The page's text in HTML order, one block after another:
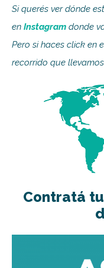
Si querés ver dónde
en Instagram donde
Pero si haces click en
recorrido que
Contratá